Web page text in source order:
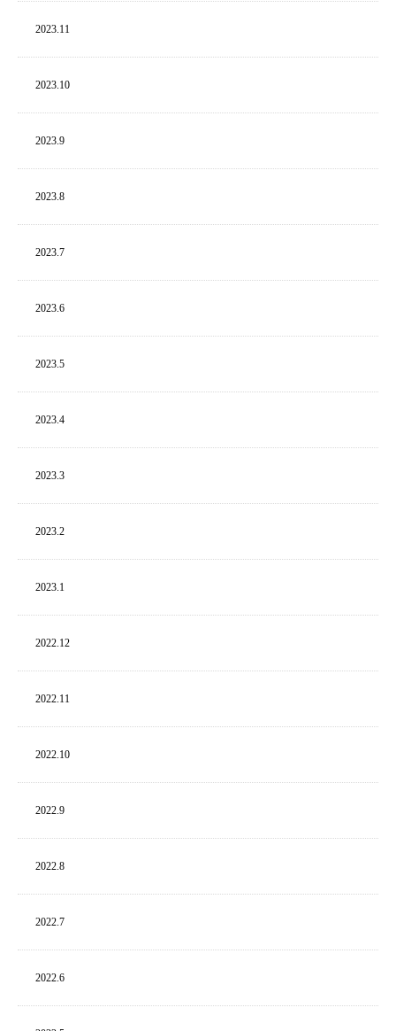
2023. 11
2023. 10
2023. 9
2023. 8
2023. 7
2023. 6
2023. 5
2023. 4
2023. 3
2023. 2
2023. 1
2022. 12
2022. 11
2022. 10
2022. 9
2022. 8
2022. 7
2022. 6